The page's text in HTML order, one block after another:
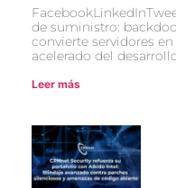
de suministro:
convierte servidores
acelerado del
Leer más